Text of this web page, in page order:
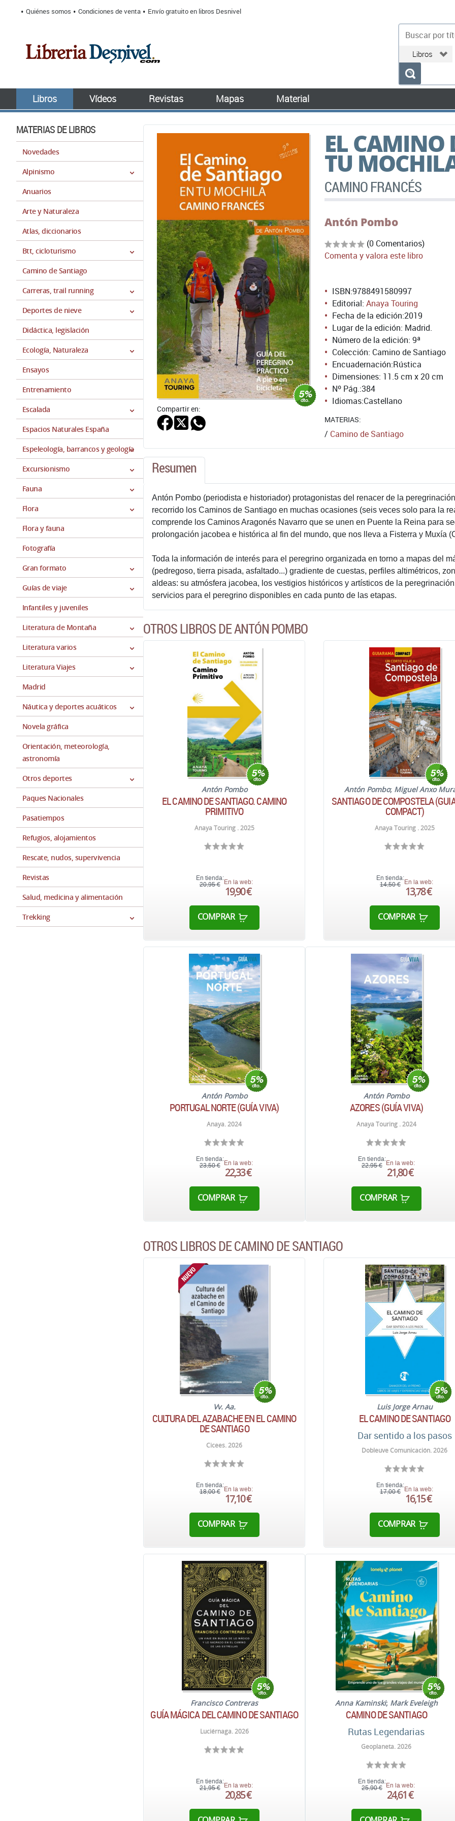
Quiénes somos Condiciones de venta Envío gratuito en libros Desnivel
Libros Vídeos Revistas Mapas Material
MATERIAS DE LIBROS
Novedades
Alpinismo
Anuarios
Arte y Naturaleza
Atlas, diccionarios
Btt, cicloturismo
Camino de Santiago
Carreras, trail running
Deportes de nieve
Didáctica, legislación
Ecología, Naturaleza
Ensayos
Entrenamiento
Escalada
Espacios Naturales España
Espeleología, barrancos y geología
Excursionismo
Fauna
Flora
Flora y fauna
Fotografía
Gran formato
Guías de viaje
Infantiles y juveniles
Literatura de Montaña
Literatura varios
Literatura Viajes
Madrid
Náutica y deportes acuáticos
Novela gráfica
Orientación, meteorología,
astronomía
Otros deportes
Paques Nacionales
Pasatiempos
Refugios, alojamientos
Rescate, nudos, supervivencia
Revistas
Salud, medicina y alimentación
Trekking
EL CAMINO
TU
CAMINO FRANCÉS
Compartir en:
Antón Pombo
(0 Comentarios)
Comenta y valora este libro
ISBN:9788491580997
Editorial: Anaya Touring
Fecha de la edición:2019
Lugar de la edición: Madrid.
Número de la edición: 9ª
Colección: Camino de Santiago
Encuadernación:Rústica
Dimensiones: 11.5 cm x 20 cm
Nº Pág.:384
Idiomas:Castellano
MATERIAS:
/ Camino de Santiago
Resumen
Antón Pombo (periodista e historiador) protagonistas del renacer de la
recorrido los Caminos de Santiago en muchas ocasiones (seis veces solo para la
comprende los Caminos Aragonés Navarro que se unen en Puente la Reina para
prolongación jacobea e histórica al fin del mundo, que nos lleva a Fisterra y Muxía
Toda la información de interés para el peregrino organizada en torno a mapas del
(pedregoso, tierra pisada, asfaltado...) gradiente de cuestas, perfiles altimétricos,
aldeas: su atmósfera jacobea, los vestigios históricos y artísticos de la
servicios para el peregrino disponibles en cada punto de las etapas.
OTROS LIBROS DE ANTÓN POMBO
Antón Pombo
EL CAMINO DE SANTIAGO. CAMINO
PRIMITIVO
Anaya Touring . 2025
En tienda:
20,95 € En la web:
19,90 €
COMPRAR
Antón Pombo; Miguel Anxo
SANTIAGO DE COMPOSTELA
COMPACT)
Anaya Touring . 2025
En tienda:
14,50 € En la web:
13,78 €
COMPRAR
Antón Pombo
PORTUGAL NORTE (GUÍA VIVA)
Anaya. 2024
En tienda:
23,50 € En la web:
22,33 €
COMPRAR
Antón Pombo
AZORES (GUÍA VIVA)
Anaya Touring . 2024
En tienda:
22,95 € En la web:
21,80 €
COMPRAR
OTROS LIBROS DE CAMINO DE SANTIAGO
Vv. Aa.
CULTURA DEL AZABACHE EN EL CAMINO
DE SANTIAGO
Cicees. 2026
En tienda:
18,00 € En la web:
17,10 €
COMPRAR
Luis Jorge Arnau
EL CAMINO DE SANTIAGO
Dar sentido a los pasos
Dobleuve Comunicación. 2026
En tienda:
17,00 € En la web:
16,15 €
COMPRAR
Francisco Contreras
GUÍA MÁGICA DEL CAMINO DE SANTIAGO
Luciérnaga. 2026
En tienda:
21,95 € En la web:
20,85 €
Anna Kaminski; Mark Eveleigh
CAMINO DE SANTIAGO
Rutas Legendarias
Geoplaneta. 2026
En tienda:
25,90 € En la web:
24,61 €